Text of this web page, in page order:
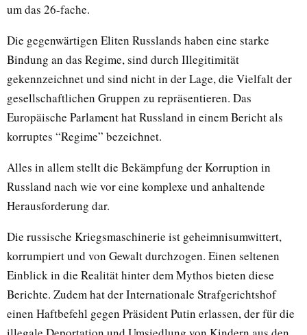
um das 26-fache.
Die gegenwärtigen Eliten Russlands haben eine starke
Bindung an das Regime, sind durch Illegitimität
gekennzeichnet und sind nicht in der Lage, die Vielfalt der
gesellschaftlichen Gruppen zu repräsentieren. Das
Europäische Parlament hat Russland in einem Bericht als
korruptes “Regime” bezeichnet.
Alles in allem stellt die Bekämpfung der Korruption in
Russland nach wie vor eine komplexe und anhaltende
Herausforderung dar.
Die russische Kriegsmaschinerie ist geheimnisumwittert,
korrumpiert und von Gewalt durchzogen. Einen seltenen
Einblick in die Realität hinter dem Mythos bieten diese
Berichte. Zudem hat der Internationale Strafgerichtshof
einen Haftbefehl gegen Präsident Putin erlassen, der für die